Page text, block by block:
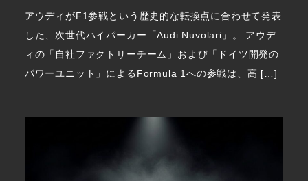
アウディがF1参戦という歴史的な転換点に合わせて発表
した、次世代ハイパーカー「Audi Nuvolari」。 アウデ
ィの「自社ファクトリーチーム」および「ドイツ開発の
パワーユニット」によるFormula 1への参戦は、高 […]